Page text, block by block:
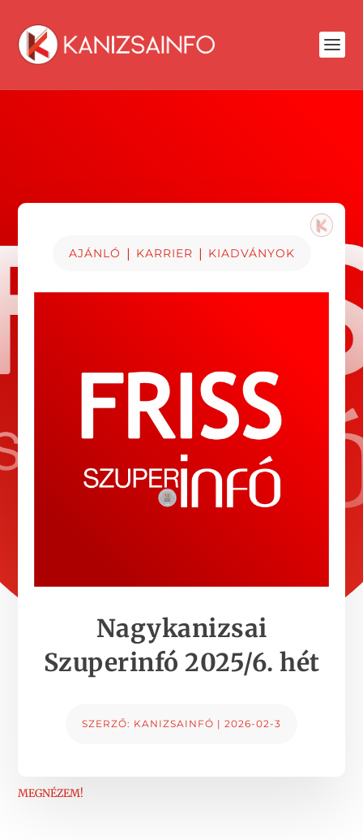
AJÁNLÓ | KARRIER | KIADVÁNYOK
Nagykanizsai
Szuperinfó 2025/6. hét
SZERZŐ: KANIZSAINFÓ | 2026-02-3
MEGNÉZEM!